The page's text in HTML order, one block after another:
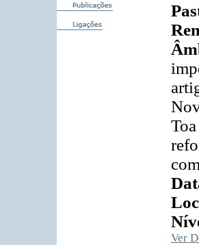
Ver